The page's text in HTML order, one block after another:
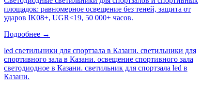
площадок: равномерное освещение без теней, защита от
ударов IK08+, UGR<19, 50 000+ часов.
Подробнее →
led светильники для спортзала в Казани. светильники для
спортивного зала в Казани. освещение спортивного зала
светодиодное в Казани. светильник для спортзала led в
Казани.